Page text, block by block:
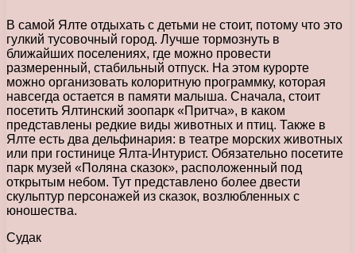
В самой Ялте отдыхать с детьми не стоит, потому что это
гулкий тусовочный город. Лучше тормознуть в
ближайших поселениях, где можно провести
размеренный, стабильный отпуск. На этом курорте
можно организовать колоритную программку, которая
навсегда остается в памяти малыша. Сначала, стоит
посетить Ялтинский зоопарк «Притча», в каком
представлены редкие виды животных и птиц. Также в
Ялте есть два дельфинария: в театре морских животных
или при гостинице Ялта-Интурист. Обязательно посетите
парк музей «Поляна сказок», расположенный под
открытым небом. Тут представлено более двести
скульптур персонажей из сказок, возлюбленных с
юношества.
Судак